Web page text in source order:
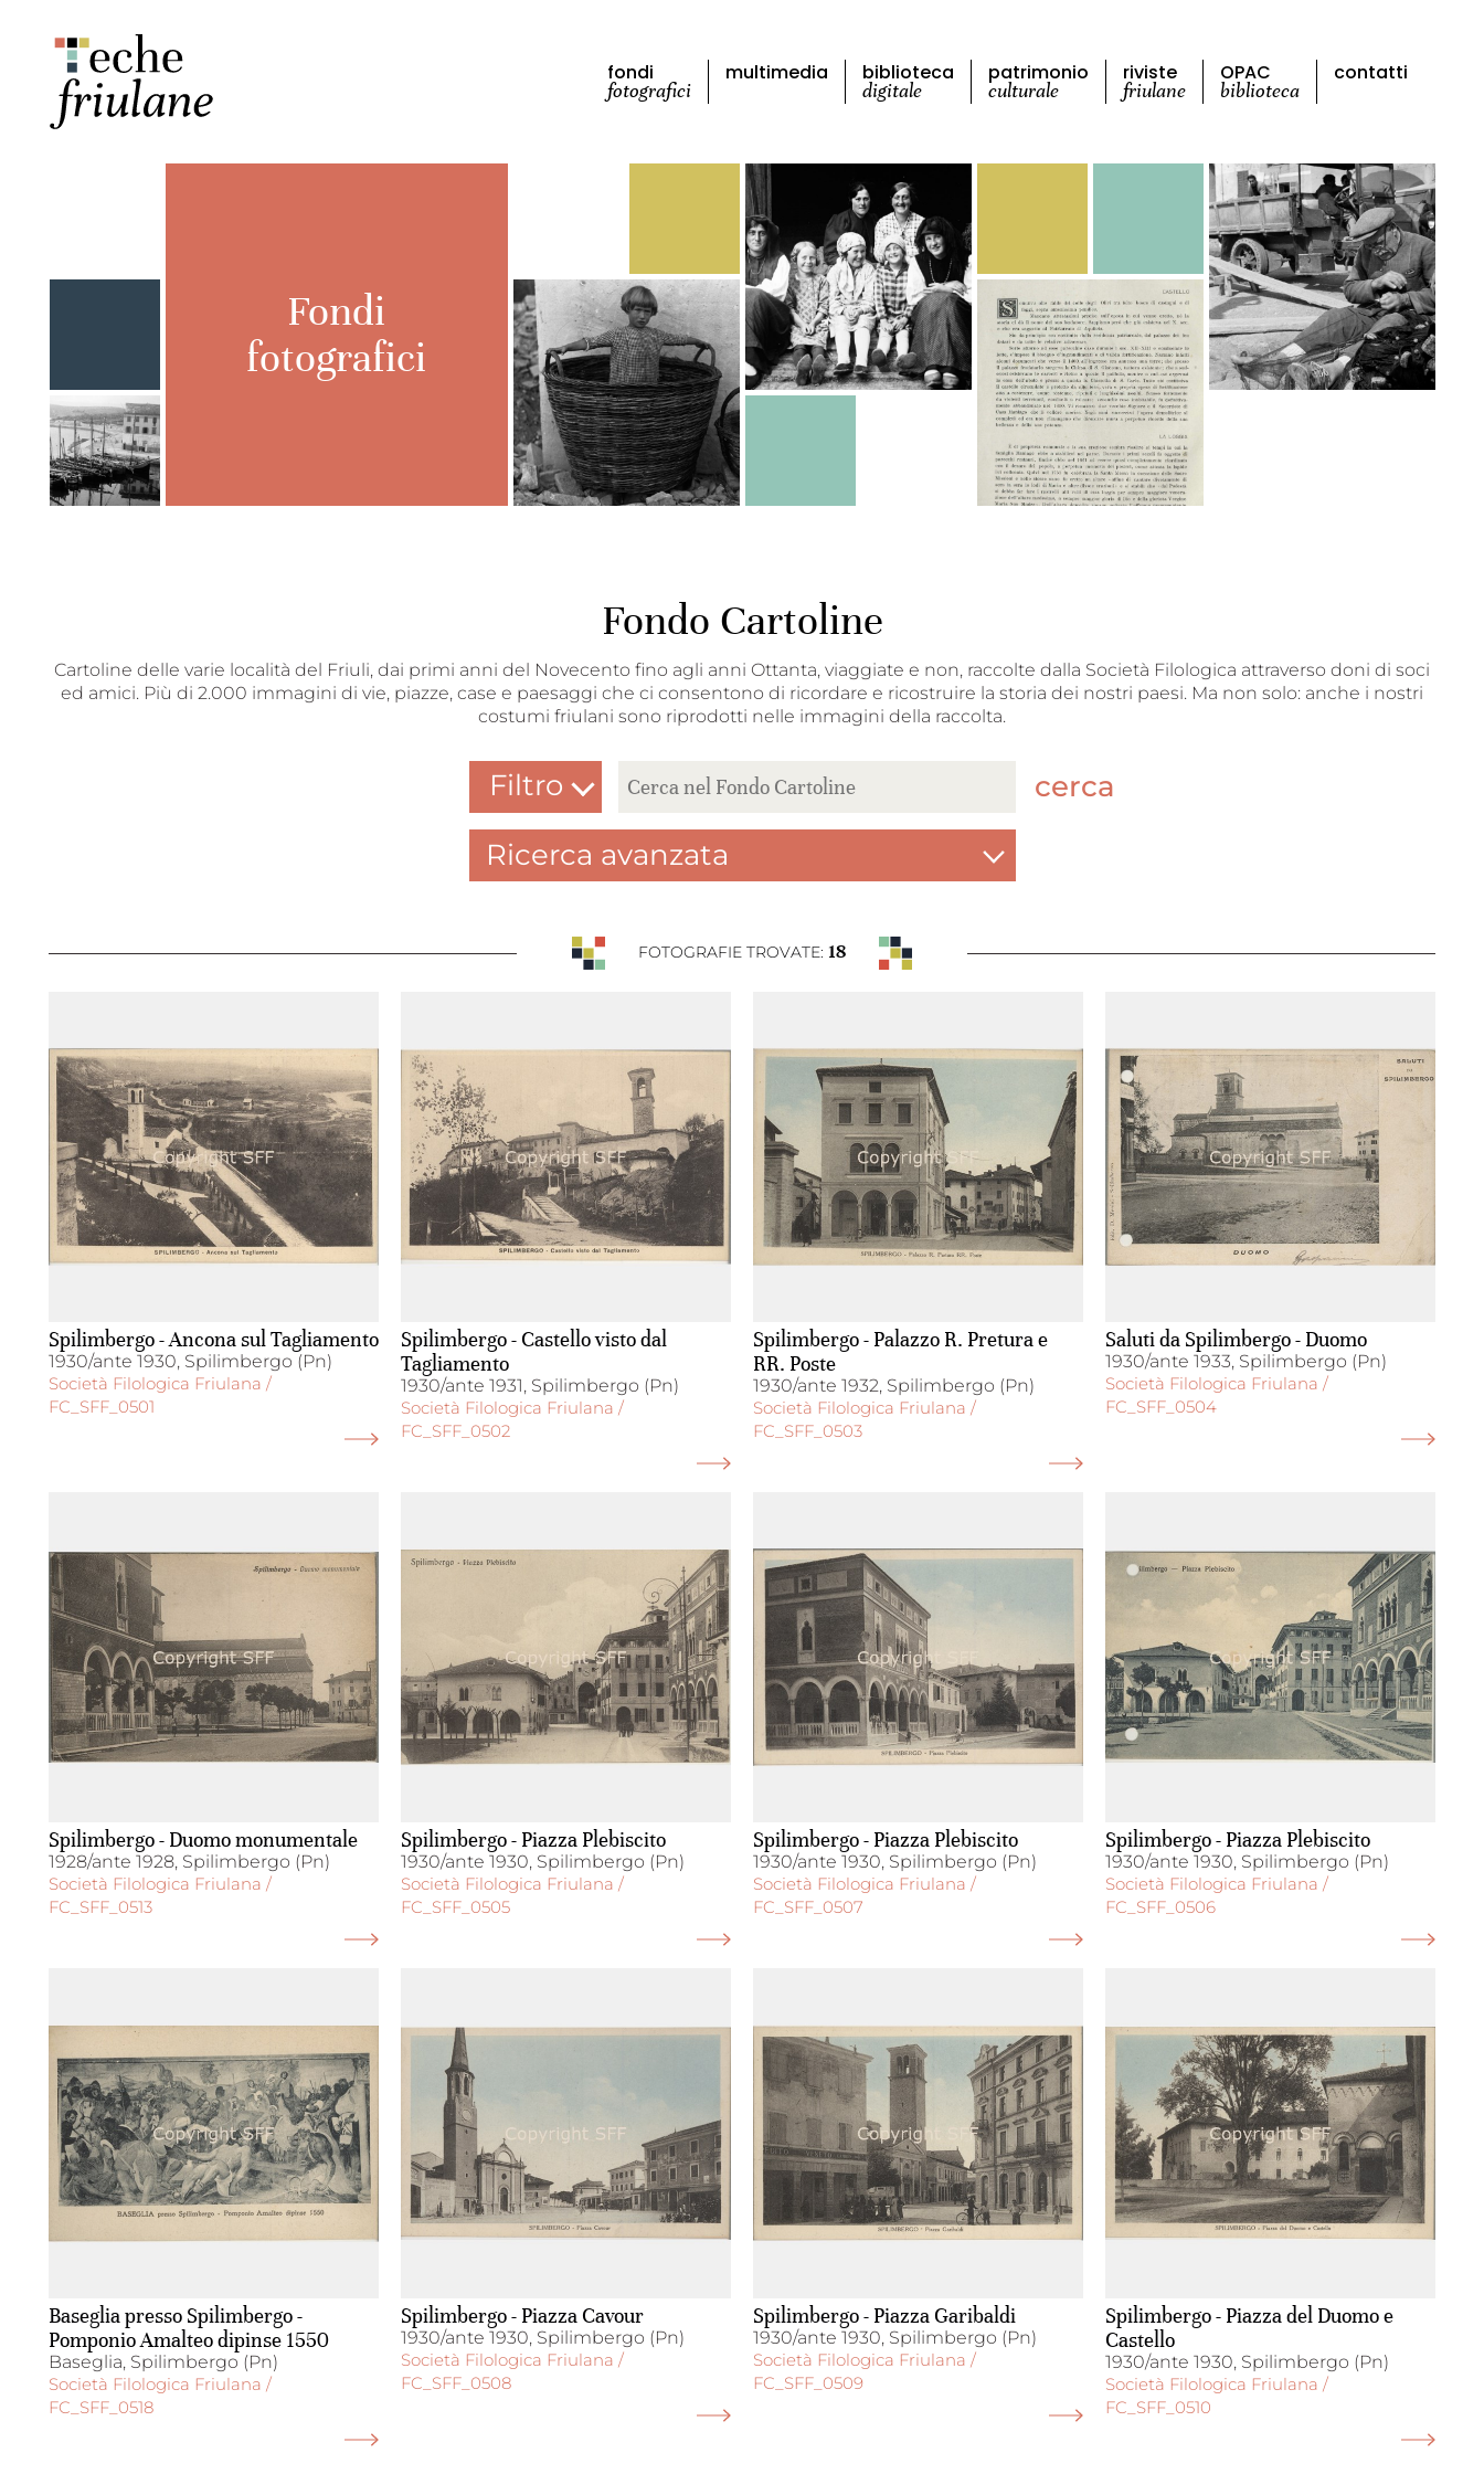
fondi
fotografici
multimedia biblioteca
digitale
patrimonio
culturale
riviste
friulane
OPAC
biblioteca
contatti
Fondi
fotografici
Fondo Cartoline
Cartoline delle varie località del Friuli, dai primi anni del Novecento fino agli anni Ottanta, viaggiate e non, raccolte dalla Società Filologica attraverso doni di soci
ed amici. Più di 2.000 immagini di vie, piazze, case e paesaggi che ci consentono di ricordare e ricostruire la storia dei nostri paesi. Ma non solo: anche i nostri
costumi friulani sono riprodotti nelle immagini della raccolta.
Filtro
cerca
Ricerca avanzata
FOTOGRAFIE TROVATE: 18
Spilimbergo - Ancona sul Tagliamento
1930/ante 1930, Spilimbergo (Pn)
Società Filologica Friulana /
FC_SFF_0501
Spilimbergo - Castello visto dal
Tagliamento
1930/ante 1931, Spilimbergo (Pn)
Società Filologica Friulana /
FC_SFF_0502
Spilimbergo - Palazzo R. Pretura e
RR. Poste
1930/ante 1932, Spilimbergo (Pn)
Società Filologica Friulana /
FC_SFF_0503
Saluti da Spilimbergo - Duomo
1930/ante 1933, Spilimbergo (Pn)
Società Filologica Friulana /
FC_SFF_0504
Spilimbergo - Duomo monumentale
1928/ante 1928, Spilimbergo (Pn)
Società Filologica Friulana /
FC_SFF_0513
Spilimbergo - Piazza Plebiscito
1930/ante 1930, Spilimbergo (Pn)
Società Filologica Friulana /
FC_SFF_0505
Spilimbergo - Piazza Plebiscito
1930/ante 1930, Spilimbergo (Pn)
Società Filologica Friulana /
FC_SFF_0507
Spilimbergo - Piazza Plebiscito
1930/ante 1930, Spilimbergo (Pn)
Società Filologica Friulana /
FC_SFF_0506
Baseglia presso Spilimbergo -
Pomponio Amalteo dipinse 1550
Baseglia, Spilimbergo (Pn)
Società Filologica Friulana /
FC_SFF_0518
Spilimbergo - Piazza Cavour
1930/ante 1930, Spilimbergo (Pn)
Società Filologica Friulana /
FC_SFF_0508
Spilimbergo - Piazza Garibaldi
1930/ante 1930, Spilimbergo (Pn)
Società Filologica Friulana /
FC_SFF_0509
Spilimbergo - Piazza del Duomo e
Castello
1930/ante 1930, Spilimbergo (Pn)
Società Filologica Friulana /
FC_SFF_0510